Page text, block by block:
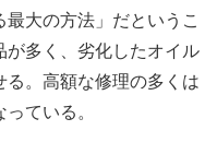
大の方法」だというこ
が多く、劣化したオイル
る。高額な修理の多くは
ている。